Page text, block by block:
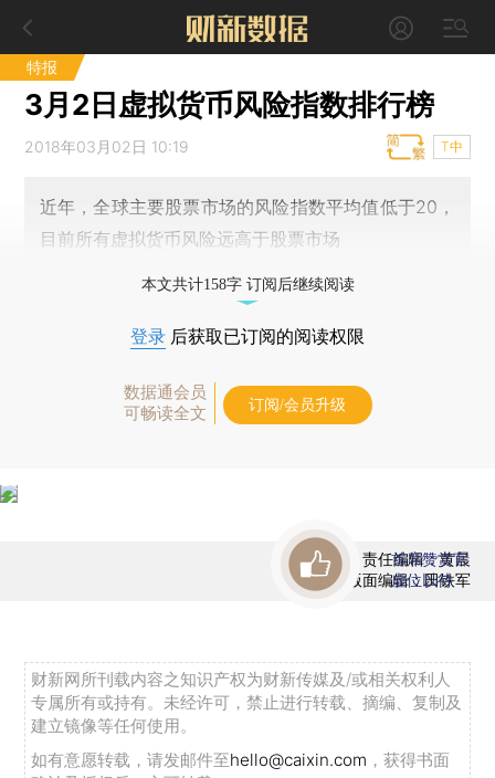
特报
3月2日虚拟货币风险指数排行榜
2018年03月02日 10:19 T中
近年，全球主要股票市场的风险指数平均值低于20，
目前所有虚拟货币风险远高于股票市场
本文共计158字 订阅后继续阅读
登录 后获取已订阅的阅读权限
数据通会员
可畅读全文
订阅/会员升级
责任编辑：黄晨
版面编辑：田铁军
首席赞赏官
虚位以待
财新网所刊载内容之知识产权为财新传媒及/或相关权利人
专属所有或持有。未经许可，禁止进行转载、摘编、复制及
建立镜像等任何使用。
如有意愿转载，请发邮件至hello@caixin.com ，获得书面